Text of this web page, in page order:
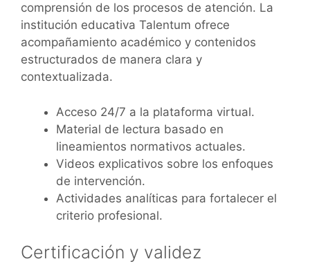
comprensión de los procesos de atención. La
institución educativa Talentum ofrece
acompañamiento académico y contenidos
estructurados de manera clara y
contextualizada.
Acceso 24/7 a la plataforma virtual.
Material de lectura basado en
lineamientos normativos actuales.
Videos explicativos sobre los enfoques
de intervención.
Actividades analíticas para fortalecer el
criterio profesional.
Certificación y validez